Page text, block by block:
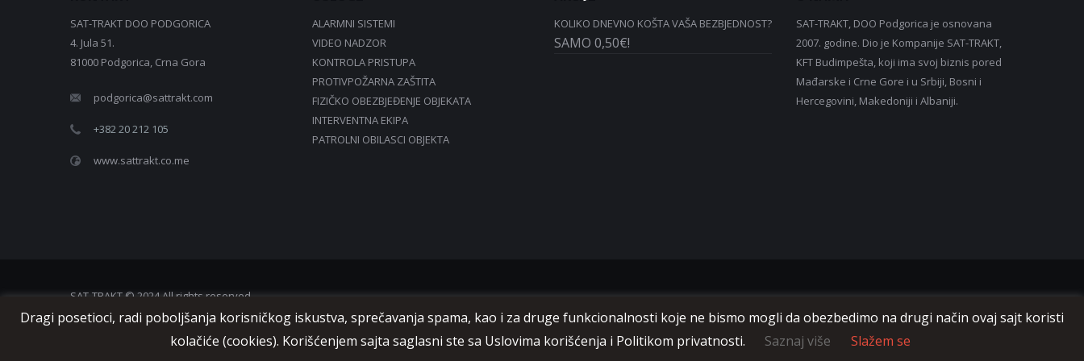
SAT-TRAKT DOO PODGORICA
4. Jula 51.
81000 Podgorica, Crna Gora
podgorica@sattrakt.com
+382 20 212 105
www.sattrakt.co.me
ALARMNI SISTEMI
VIDEO NADZOR
KONTROLA PRISTUPA
PROTIVPOŽARNA ZAŠTITA
FIZIČKO OBEZBJEĐENJE OBJEKATA
INTERVENTNA EKIPA
PATROLNI OBILASCI OBJEKTA
KOLIKO DNEVNO KOŠTA VAŠA BEZBJEDNOST?
SAMO 0,50€!
SAT-TRAKT, DOO Podgorica je osnovana
2007. godine. Dio je Kompanije SAT-TRAKT,
KFT Budimpešta, koji ima svoj biznis pored
Mađarske i Crne Gore i u Srbiji, Bosni i
Hercegovini, Makedoniji i Albaniji.
SAT-TRAKT © 2024 All rights reserved
www.sattrakt.com
Dragi posetioci, radi poboljšanja korisničkog iskustva, sprečavanja spama, kao i za druge funkcionalnosti koje ne bismo mogli da obezbedimo na drugi način ovaj sajt koristi
kolačiće (cookies). Korišćenjem sajta saglasni ste sa Uslovima korišćenja i Politikom privatnosti.
Saznaj više Slažem se